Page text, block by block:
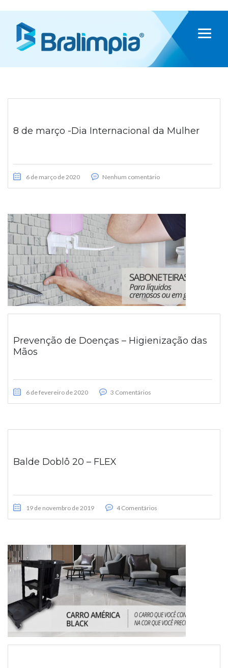
8 de março -Dia Internacional da Mulher
6 de março de 2020 Nenhum comentário
Prevenção de Doenças – Higienização das
Mãos
6 de fevereiro de 2020 3 Comentários
Balde Doblô 20 – FLEX
19 de novembro de 2019 4 Comentários